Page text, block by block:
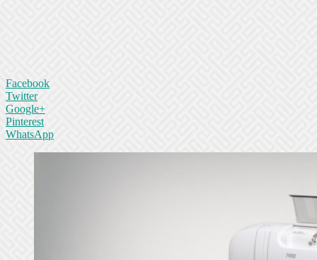
Facebook
Twitter
Google+
Pinterest
WhatsApp